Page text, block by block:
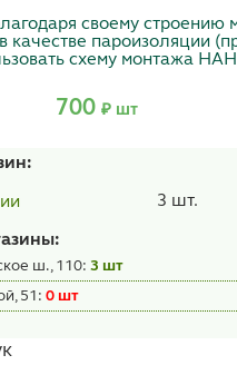
своему строению
качестве пароизоляции
схему монтажа
700 ₽ шт
3 шт.
ш., 110: 3 шт
51: 0 шт